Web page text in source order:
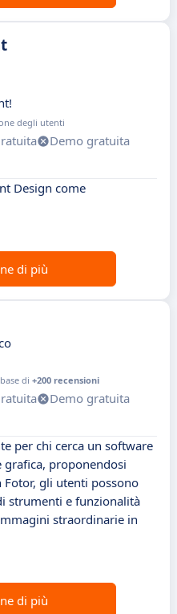
degli utenti
Demo gratuita
Design come
di più
di +200 recensioni
Demo gratuita
per chi cerca un software
proponendosi
Fotor, gli utenti possono
strumenti e funzionalità
straordinarie in
di più